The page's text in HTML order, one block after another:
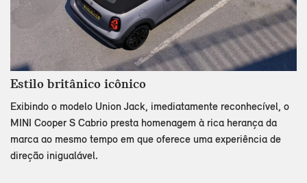
Estilo britânico icônico
Exibindo o modelo Union Jack, imediatamente reconhecível, o
MINI Cooper S Cabrio presta homenagem à rica herança da
marca ao mesmo tempo em que oferece uma experiência de
direção inigualável.